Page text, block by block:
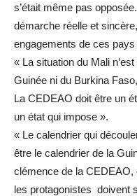
s’était même pas
démarche réelle et
engagements de ces pays
« La situation du Mali
Guinée ni du Burkina
La CEDEAO doit être un
un état qui impose ».
« Le calendrier qui
être le calendrier de la
clémence de la CEDEAO,
les protagonistes doivent